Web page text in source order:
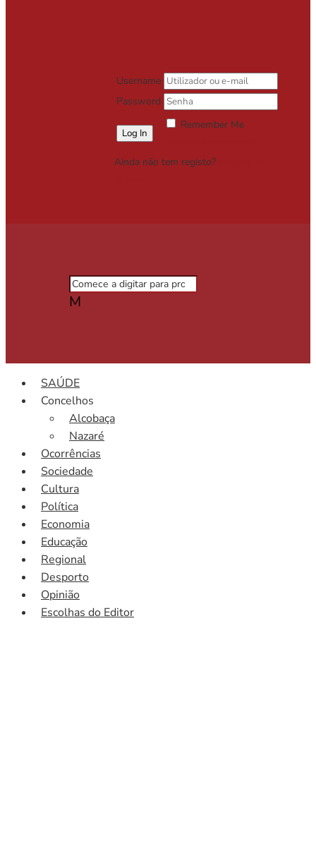
Username
Password
Remember Me
Ainda não tem registo?
M
SAÚDE
Concelhos
Alcobaça
Nazaré
Ocorrências
Sociedade
Cultura
Política
Economia
Educação
Regional
Desporto
Opinião
Escolhas do Editor